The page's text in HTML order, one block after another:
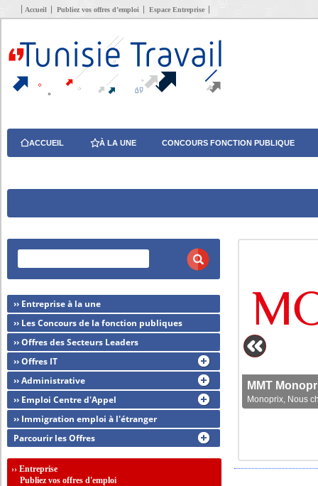
Accueil Publiez vos offres d’emploi Espace Entreprise
ACCUEIL À LA UNE CONCOURS FONCTION PUBLIQUE
MMT
Monoprix, Nous
›› Entreprise à la une
›› Les Concours de la fonction publiques
›› Offres des Secteurs Leaders
›› Offres IT
›› Administrative
›› Emploi Centre d'Appel
›› Immigration emploi à l'étranger
Parcourir les Offres
››Entreprise
Publiez vos offres d'emploi